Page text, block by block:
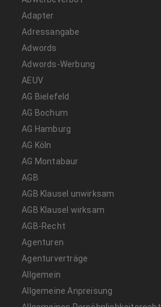
Adapter
Adressangabe
Adwords
Adwords-Werbung
AEUV
AG Bielefeld
AG Bochum
AG Hamburg
AG Köln
AG Montabaur
AGB
AGB Klausel unwirksam
AGB Klausel wirksam
AGB-Recht
Agenturen
Agenturverträge
Allgemein
Allgemeine Anpreisung